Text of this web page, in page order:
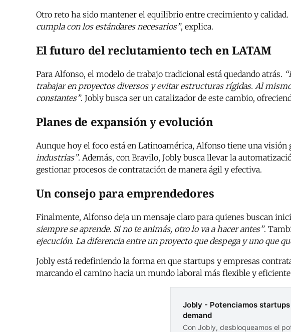
Otro reto ha sido mantener el equilibrio entre crecimiento y calidad.
cumpla con los estándares necesarios”, explica.
El futuro del reclutamiento tech en LATAM
Para Alfonso, el modelo de trabajo tradicional está quedando atrás.
trabajar en proyectos diversos y evitar estructuras rígidas. Al
constantes”. Jobly busca ser un catalizador de este cambio,
Planes de expansión y evolución
Aunque hoy el foco está en Latinoamérica, Alfonso tiene una visión
industrias”. Además, con Bravilo, Jobly busca llevar la
gestionar procesos de contratación de manera ágil y efectiva.
Un consejo para emprendedores
Finalmente, Alfonso deja un mensaje claro para quienes buscan
siempre se aprende. Si no te animás, otro lo va a hacer antes”.
ejecución. La diferencia entre un proyecto que despega y uno que
Jobly está redefiniendo la forma en que startups y empresas
marcando el camino hacia un mundo laboral más flexible y
Jobly - Potenciamos
demand
Con Jobly, desbloqueamos el